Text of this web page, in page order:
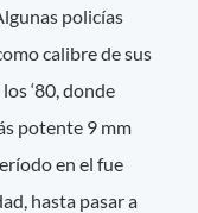
policías
calibre de sus
‘80, donde
potente 9 mm
en el fue
hasta pasar a